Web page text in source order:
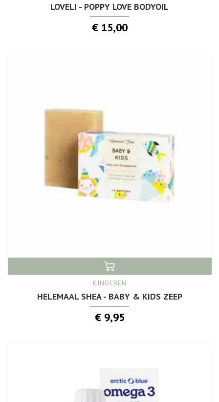
LOVELI - POPPY LOVE BODYOIL
€ 15,00
KINDEREN
HELEMAAL SHEA - BABY & KIDS ZEEP
€ 9,95